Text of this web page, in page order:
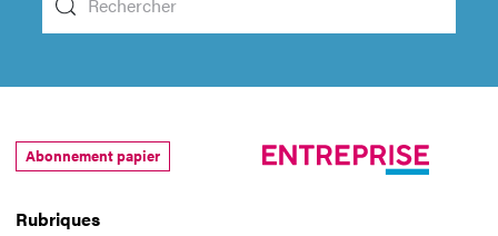
Rubriques
Abonnement papier